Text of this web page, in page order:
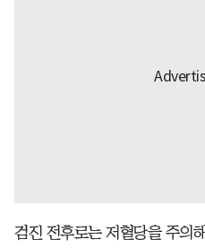
검진 전후로는 저혈당을 주의